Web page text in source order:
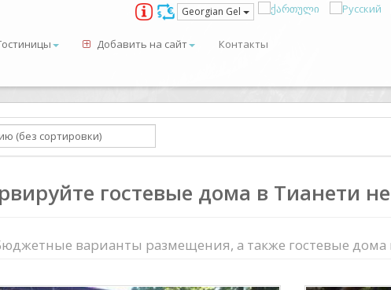
Georgian Gel
Добавить на сайт Контакты
гостевые дома в Тианети
варианты размещения, а также гостевые дома